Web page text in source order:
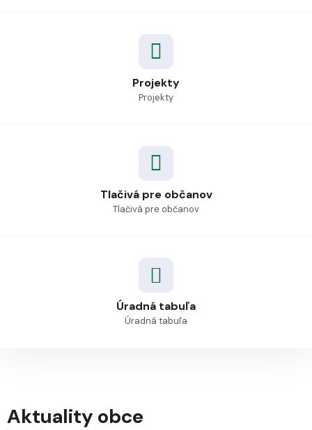
Projekty
Projekty
Tlačivá pre občanov
Tlačivá pre občanov
Úradná tabuľa
Úradná tabuľa
Aktuality obce